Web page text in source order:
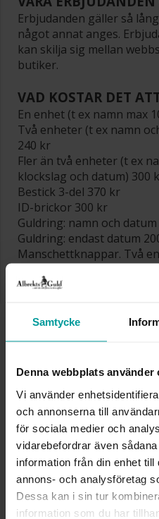
Samtycke
Denna webbplats använder
Vi använder
och annonserna till
för sociala medier och
vidarebefordrar även
information från din enhet
annons- och analysföretag
Dessa kan i sin tur
information som du har
Erbjudanden gäller så
något annat anges.
kan skilja sig mellan
butiker.
VAD KOSTAR DET
En enhet (t ex namn max
Två enheter (t ex namn
240 kr
Fler än två enheter (t ex
klockslag och datum) 300
Bestick 3-del 370 kr
ID-brickor 300 kr
Guldring: namn och
Guldring: endast datum
Manschettknappar. Två
Armband med ID-bricka
Gravyrsymbol som
Gravyr nyköp 98 kr
PRODUKTVISNING
Vi kan inte garantera att
produkter stämmer exakt
färgen då
beroende på datorns
LAGERSALDO
Lagersaldot uppdateras
reserverar oss för att